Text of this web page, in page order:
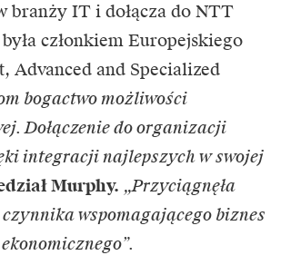
branży IT i dołącza do NTT
członkiem Europejskiego
Advanced and Specialized
bogactwo możliwości
Dołączenie do organizacji
integracji najlepszych w swojej
Murphy. „Przyciągnęła
wspomagającego biznes